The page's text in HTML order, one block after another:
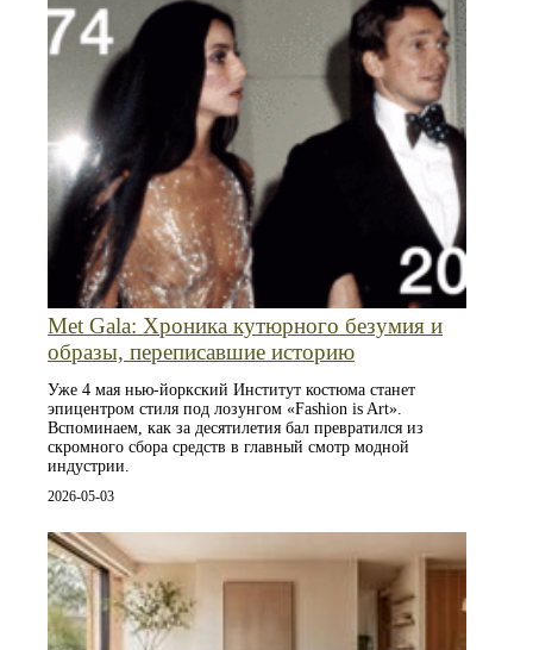
Met Gala: Хроника кутюрного безумия и
образы, переписавшие историю
Уже 4 мая нью-йоркский Институт костюма станет
эпицентром стиля под лозунгом «Fashion is Art».
Вспоминаем, как за десятилетия бал превратился из
скромного сбора средств в главный смотр модной
индустрии.
2026-05-03